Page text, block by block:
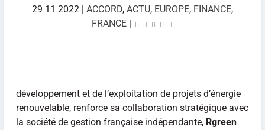
29 11 2022| ACCORD, ACTU, EUROPE, FINANCE,
FRANCE |
développement et de l’exploitation de projets d’énergie
renouvelable, renforce sa collaboration stratégique avec
la société de gestion française indépendante, Rgreen